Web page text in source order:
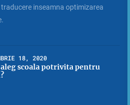
inseamna optimizarea
18, 2020
aleg scoala potrivita pentru